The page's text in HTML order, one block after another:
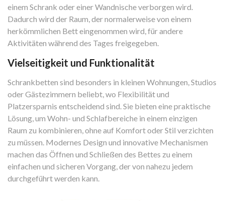
einem Schrank oder einer Wandnische verborgen wird.
Dadurch wird der Raum, der normalerweise von einem
herkömmlichen Bett eingenommen wird, für andere
Aktivitäten während des Tages freigegeben.
Vielseitigkeit und Funktionalität
Schrankbetten sind besonders in kleinen Wohnungen, Studios
oder Gästezimmern beliebt, wo Flexibilität und
Platzersparnis entscheidend sind. Sie bieten eine praktische
Lösung, um Wohn- und Schlafbereiche in einem einzigen
Raum zu kombinieren, ohne auf Komfort oder Stil verzichten
zu müssen. Modernes Design und innovative Mechanismen
machen das Öffnen und Schließen des Bettes zu einem
einfachen und sicheren Vorgang, der von nahezu jedem
durchgeführt werden kann.